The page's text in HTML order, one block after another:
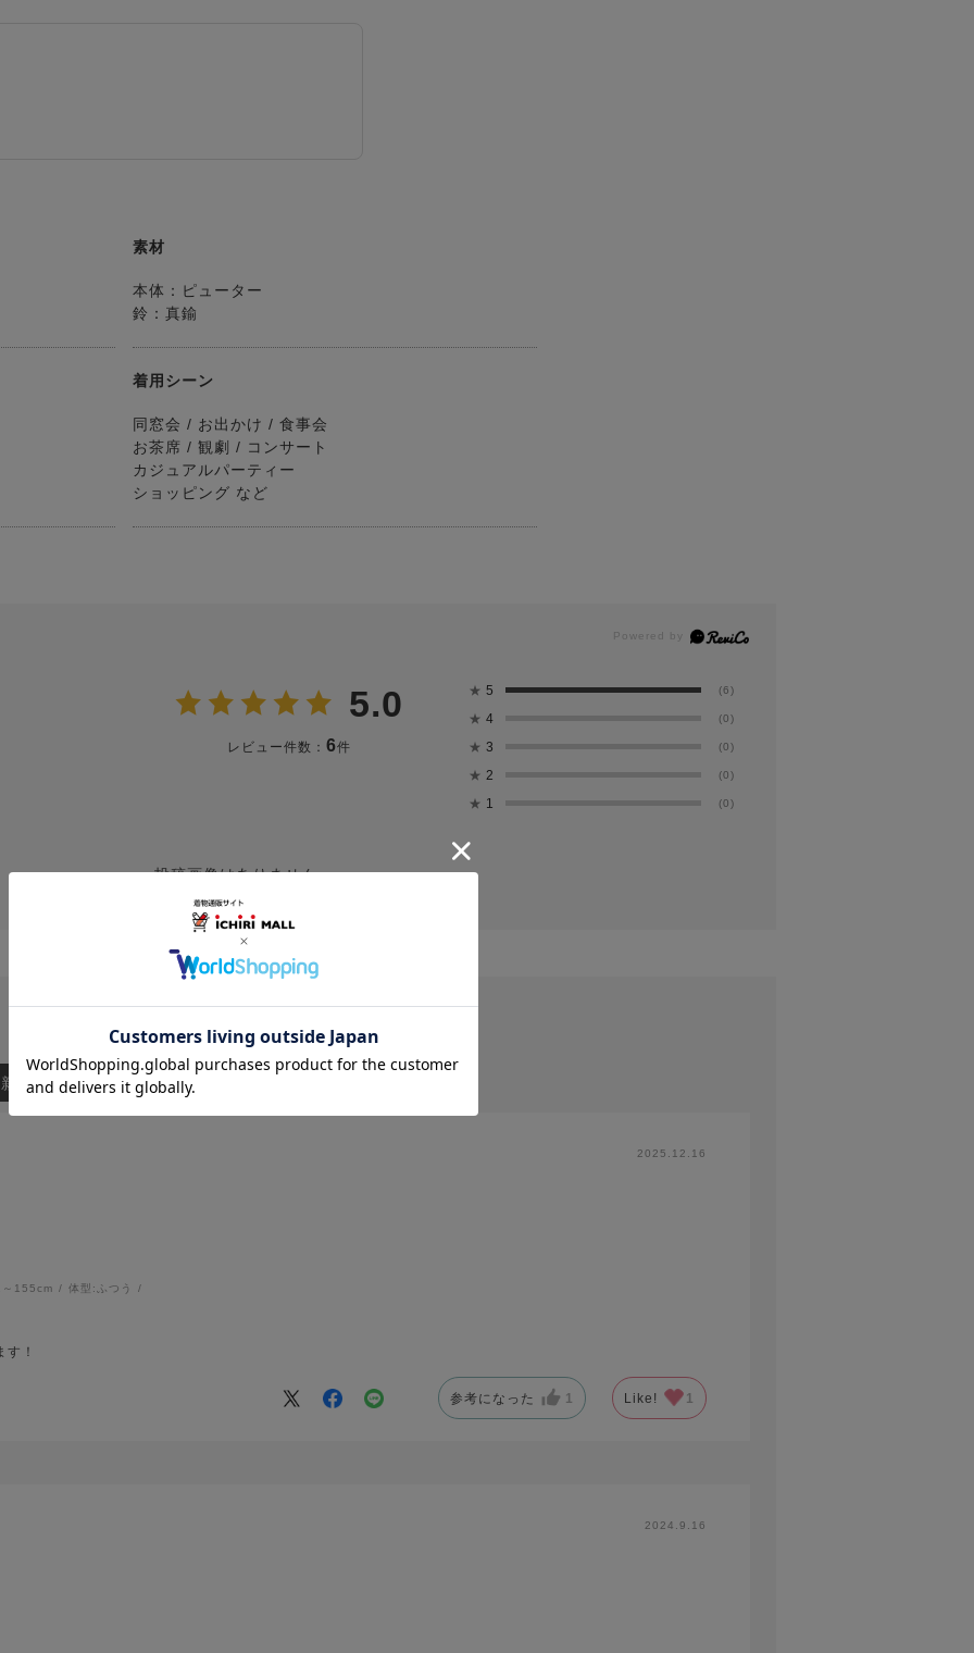
素材
本体：ピューター
鈴：真鍮
着用シーン
同窓会 / お出かけ / 食事会
お茶席 / 観劇 / コンサート
カジュアルパーティー
ショッピング など
5.0
レビュー件数： 6件
★ 5 (6)
★ 4 (0)
★ 3 (0)
★ 2 (0)
★ 1 (0)
投稿画像はありません。
しい順
2025.12.16
155cm 体型: ふつう
！
参考になった 1 Like! 1
2024.9.16